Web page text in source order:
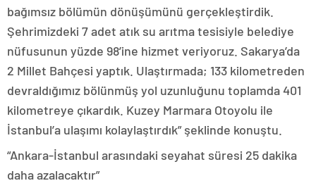
bağımsız bölümün dönüşümünü gerçekleştirdik.
Şehrimizdeki 7 adet atık su arıtma tesisiyle belediye
nüfusunun yüzde 98’ine hizmet veriyoruz. Sakarya’da
2 Millet Bahçesi yaptık. Ulaştırmada; 133 kilometreden
devraldığımız bölünmüş yol uzunluğunu toplamda 401
kilometreye çıkardık. Kuzey Marmara Otoyolu ile
İstanbul’a ulaşımı kolaylaştırdık” şeklinde konuştu.
“Ankara-İstanbul arasındaki seyahat süresi 25 dakika
daha azalacaktır”